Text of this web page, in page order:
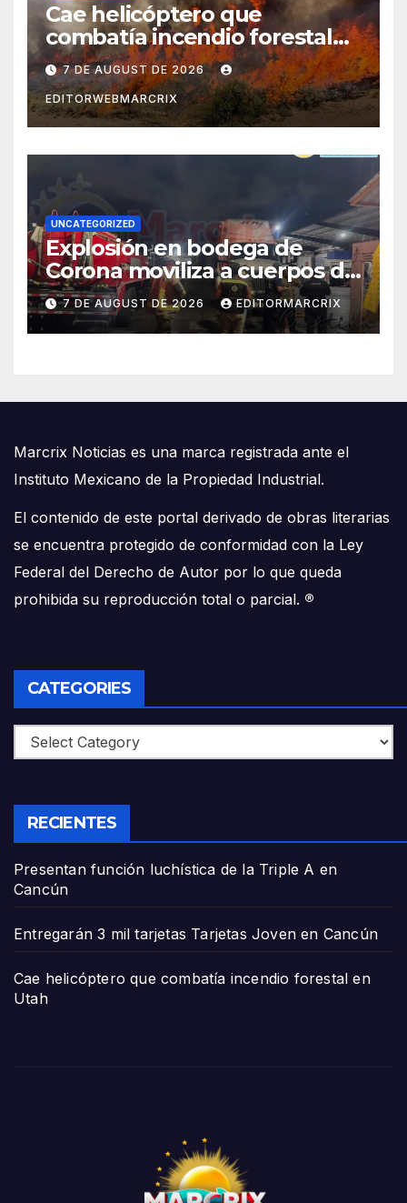
Cae helicóptero que
combatía incendio forestal
en Utah
7 DE AUGUST DE 2026
EDITORWEBMARCRIX
UNCATEGORIZED
Explosión en bodega de
Corona moviliza a cuerpos de
emergencia en Cancún
7 DE AUGUST DE 2026 EDITORMARCRIX
Marcrix Noticias es una marca registrada ante el
Instituto Mexicano de la Propiedad Industrial.
El contenido de este portal derivado de obras literarias
se encuentra protegido de conformidad con la Ley
Federal del Derecho de Autor por lo que queda
prohibida su reproducción total o parcial. ®
CATEGORIES
Categories
RECIENTES
Presentan función luchística de la Triple A en
Cancún
Entregarán 3 mil tarjetas Tarjetas Joven en Cancún
Cae helicóptero que combatía incendio forestal en
Utah